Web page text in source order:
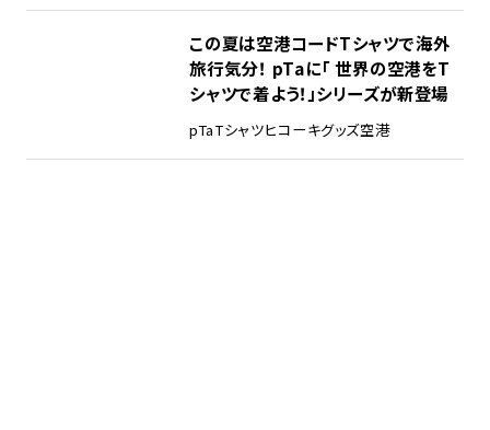
この夏は空港コードTシャツで海外
旅行気分！ pTaに「 世界の空港をT
シャツで着よう！」シリーズが新登場
pTaTシャツヒコーキグッズ空港